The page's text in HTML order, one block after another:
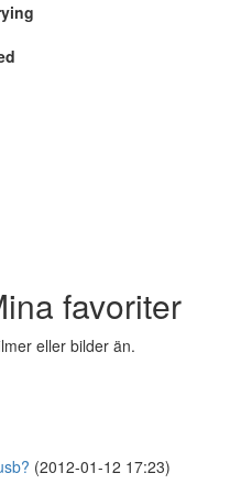
favoriter
eller bilder än.
(2012-01-12 17:23)